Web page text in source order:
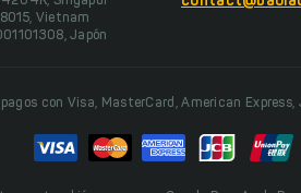
Vietnam
Japón
con Visa, MasterCard, American Express,